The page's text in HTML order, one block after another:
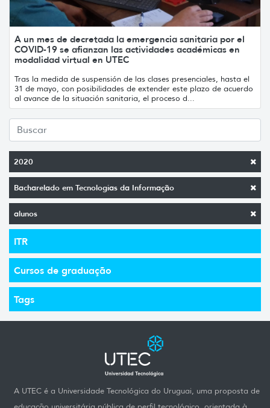
2020
Bacharelado em Tecnologias da Informação
alunos
ITR
Cursos de graduação
Tags
A un mes de decretada la emergencia sanitaria por el
COVID-19 se afianzan las actividades académicas en
modalidad virtual en UTEC
Tras la medida de suspensión de las clases presenciales, hasta el
31 de mayo, con posibilidades de extender este plazo de acuerdo
al avance de la situación sanitaria, el proceso d...
A UTEC é a Universidade Tecnológica do Uruguai, uma proposta de